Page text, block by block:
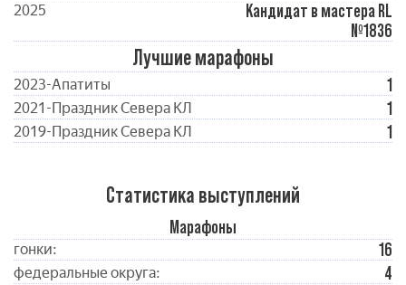
2025
Кандидат в мастера RL
№1836
Лучшие марафоны
2023-Апатиты 1
2021-Праздник Севера КЛ 1
2019-Праздник Севера КЛ 1
Статистика выступлений
Марафоны
гонки: 16
федеральные округа: 4